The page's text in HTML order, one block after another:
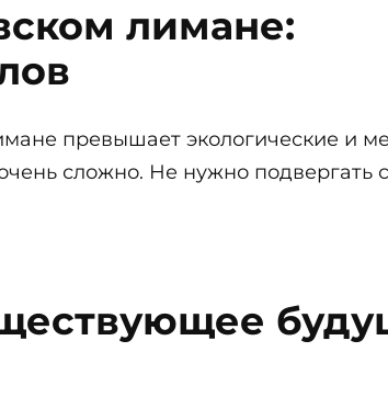
лимане:
превышает экологические и
сложно. Не нужно подвергать